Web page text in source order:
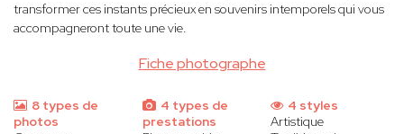
Fiche photographe
transformer ces instants précieux en souvenirs intemporels qui vous
accompagneront toute une vie.
8 types de
photos
4 types de
prestations
4 styles
Artistique